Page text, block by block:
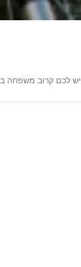
יש לכם קרוב משפחה